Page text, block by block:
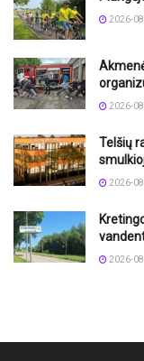
2026-
2026-
Telšių
2026-
2026-